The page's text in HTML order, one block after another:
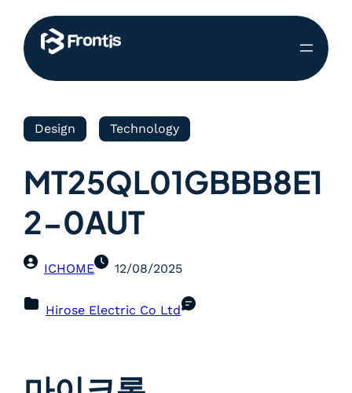
Design Technology
MT25QL01GBBB8E1
2-0AUT
ICHOME 12/08/2025
Hirose Electric Co Ltd